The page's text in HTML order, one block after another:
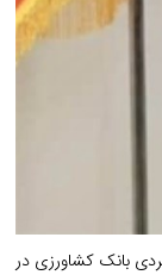
بانک کشاورزی در